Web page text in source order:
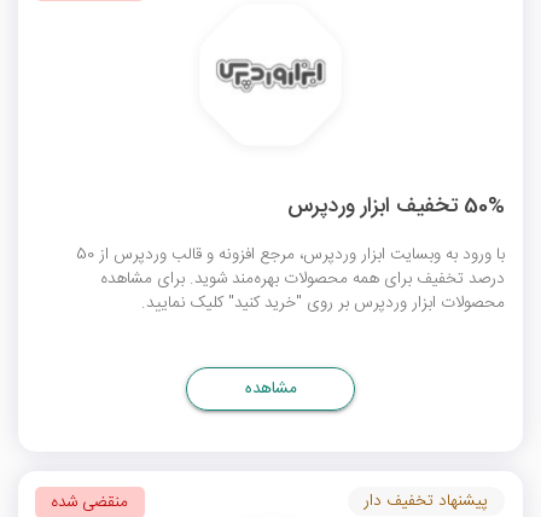
50% تخفیف ابزار وردپرس
با ورود به وبسایت ابزار وردپرس، مرجع افزونه و قالب وردپرس از 50
درصد تخفیف برای همه محصولات بهره‌مند شوید. برای مشاهده
محصولات ابزار وردپرس بر روی "خرید کنید" کلیک نمایید.
مشاهده
پیشنهاد تخفیف دار منقضی شده